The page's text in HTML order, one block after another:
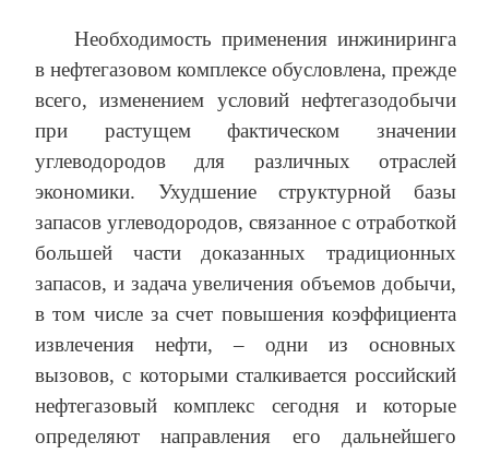
Необходимость применения инжиниринга
в нефтегазовом комплексе обусловлена, прежде
всего, изменением условий нефтегазодобычи
при растущем фактическом значении
углеводородов для различных отраслей
экономики. Ухудшение структурной базы
запасов углеводородов, связанное с отработкой
большей части доказанных традиционных
запасов, и задача увеличения объемов добычи,
в том числе за счет повышения коэффициента
извлечения нефти, – одни из основных
вызовов, с которыми сталкивается российский
нефтегазовый комплекс сегодня и которые
определяют направления его дальнейшего